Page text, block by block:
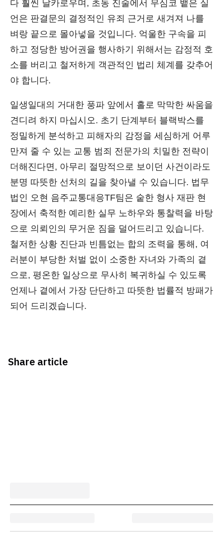
다 훨씬 날카로우며, 초동 진술에서 무심코 뱉은 실
언은 판결문의 결정적인 유죄 근거로 새겨져 나를
벼랑 끝으로 몰아넣을 것입니다. 억울한 구속을 피
하고 정당한 방어권을 행사하기 위해서는 감정적 호
소를 버리고 철저하게 객관적인 법리 체계를 갖추어
야 합니다.
일생일대의 거대한 풍파 앞에서 홀로 막막한 싸움을
견디려 하지 마십시오. 초기 단계부터 블랙박스를
정밀하게 분석하고 피해자의 감정을 세심하게 어루
만져 줄 수 있는 교통 범죄 전문가의 치밀한 전략이
더해진다면, 아무리 절망적으로 보이던 사건이라도
분명 따뜻한 선처의 길을 찾아낼 수 있습니다. 법무
법인 오현 음주교통대응TF팀은 숱한 형사 재판 현
장에서 축적한 예리한 실무 노하우와 통찰력을 바탕
으로 의뢰인의 무거운 짐을 덜어드리고 있습니다.
철저한 상황 진단과 빈틈없는 합의 조력을 통해, 여
러분이 부당한 처벌 없이 소중한 자녀와 가족의 곁
으로, 평온한 일상으로 무사히 복귀하실 수 있도록
언제나 곁에서 가장 단단하고 따뜻한 법률적 방패가
되어 드리겠습니다.
Share article